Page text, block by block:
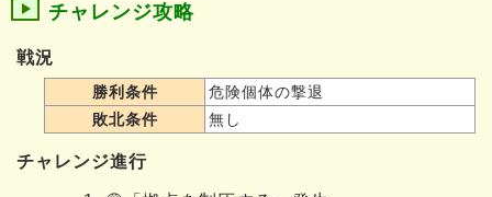
チャレンジ攻略
戦況
勝利条件
危険個体の撃退
敗北条件
無し
チャレンジ進行